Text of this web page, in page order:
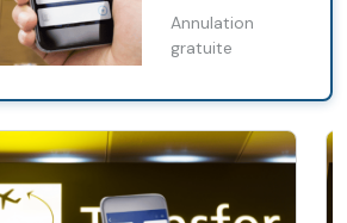
climatisé.
Annulation
gratuite